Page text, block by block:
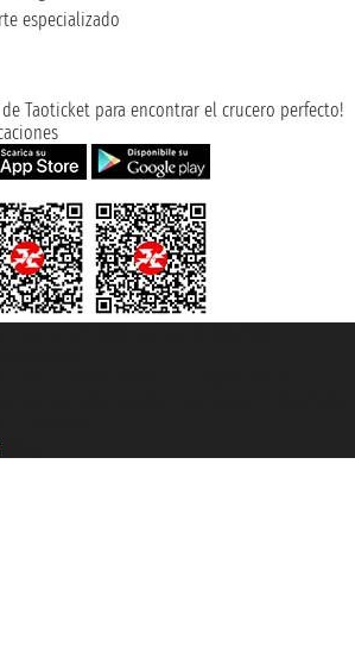
especializado
de Taoticket para encontrar el crucero perfecto!